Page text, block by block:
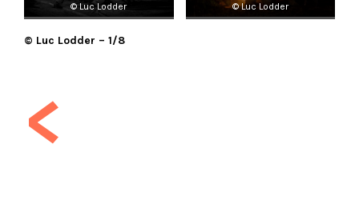
© Luc Lodder © Luc Lodder
© Luc Lodder – 1/8
<